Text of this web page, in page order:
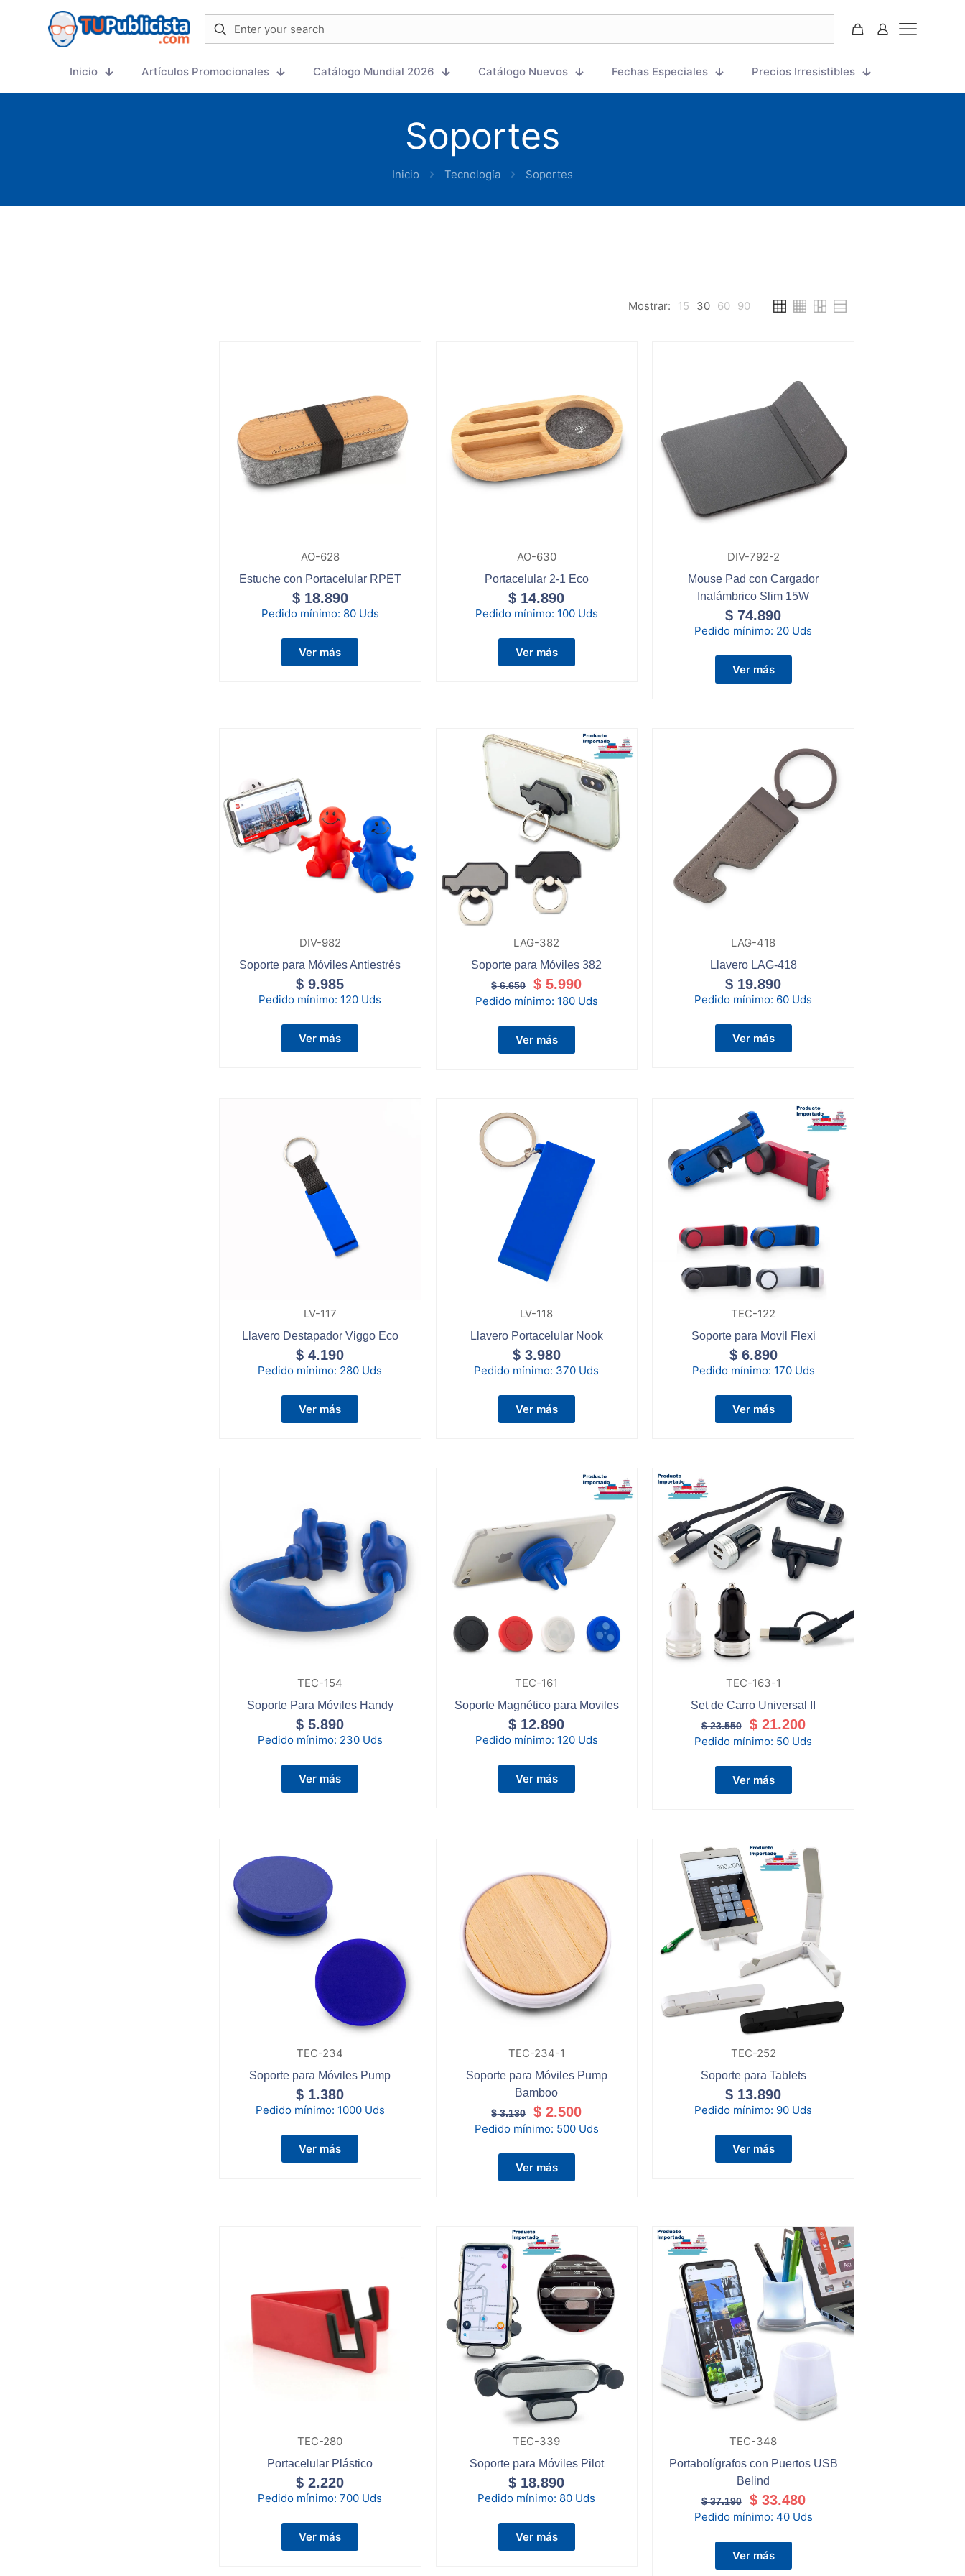
Inicio Artículos Promocionales Catálogo Mundial 2026 Catálogo Nuevos Fechas Especiales Precios Irresistibles
Soportes
Inicio Tecnología Soportes
Mostrar: 15 30 60 90
AO-628
Estuche con Portacelular RPET
$18.890
Pedido mínimo: 80 Uds
Ver más
AO-630
Portacelular 2-1 Eco
$ 14.890
Pedido mínimo: 100 Uds
Ver más
DIV-792-2
Mouse Pad con Cargador
Inalámbrico Slim 15W
$ 74.890
Pedido mínimo: 20 Uds
Ver más
DIV-982
Soporte para Móviles Antiestrés
$ 9.985
Pedido mínimo: 120 Uds
Ver más
LAG-382
Soporte para Móviles 382
$6.650 $ 5.990
Pedido mínimo: 180 Uds
Ver más
LAG-418
Llavero LAG-418
$ 19.890
Pedido mínimo: 60 Uds
Ver más
LV-117
Llavero Destapador Viggo Eco
$ 4.190
Pedido mínimo: 280 Uds
Ver más
LV-118
Llavero Portacelular Nook
$3.980
Pedido mínimo: 370 Uds
Ver más
TEC-122
Soporte para Movil Flexi
$6.890
Pedido mínimo: 170 Uds
Ver más
TEC-154
Soporte Para Móviles Handy
$ 5.890
Pedido mínimo: 230 Uds
Ver más
TEC-161
Soporte Magnético para Moviles
$ 12.890
Pedido mínimo: 120 Uds
Ver más
TEC-163-1
Set de Carro Universal II
$23.550 $21.200
Pedido mínimo: 50 Uds
Ver más
TEC-234
Soporte para Móviles Pump
$ 1.380
Pedido mínimo: 1000 Uds
Ver más
TEC-234-1
Soporte para Móviles Pump
Bamboo
$3.130 $ 2.500
Pedido mínimo: 500 Uds
Ver más
TEC-252
Soporte para Tablets
$ 13.890
Pedido mínimo: 90 Uds
Ver más
TEC-280
Portacelular Plástico
$ 2.220
Pedido mínimo:700 Uds
Ver más
TEC-339
Soporte para Móviles Pilot
$ 18.890
Pedido mínimo: 80 Uds
Ver más
TEC-348
Portabolígrafos con Puertos USB
Belind
$37.190 $33.480
Pedido mínimo: 40 Uds
Ver más